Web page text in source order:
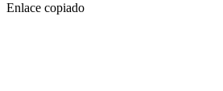
Enlace copiado